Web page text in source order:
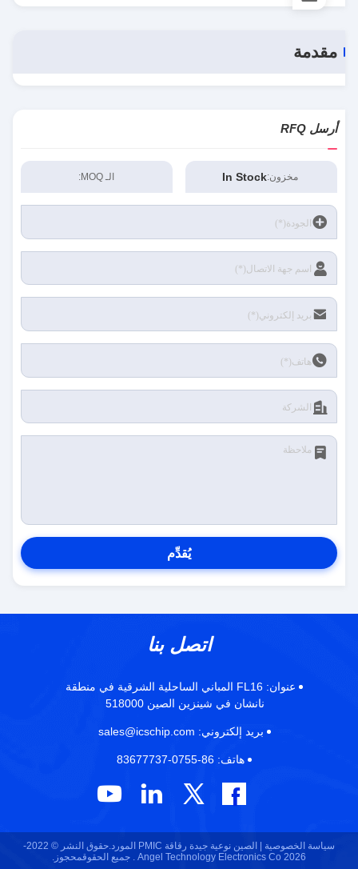
مقدمة
أرسل RFQ
مخزون:In Stock الـ MOQ:
يُقدِّم
اتصل بنا
عنوان:
FL16 المباني الساحلية الشرقية في منطقة
نانشان في شينزين الصين 518000
بريد إلكتروني:
هاتف:
سياسة الخصوصية |
الصين نوعية جيدة رقاقة PMIC المورد.حقوق النشر © 2022-
2026 Angel Technology Electronics Co . جميع الحقوقمحجوز.